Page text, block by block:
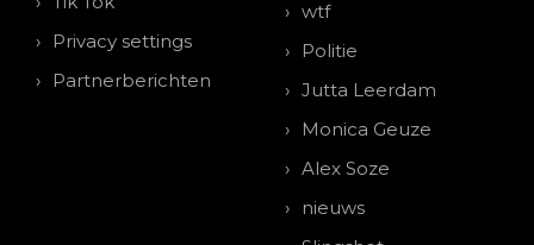
Privacy settings
Partnerberichten
wtf
Politie
Jutta Leerdam
Monica Geuze
Alex Soze
nieuws